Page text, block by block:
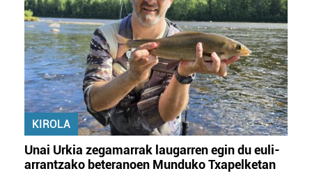
KIROLA
Unai Urkia zegamarrak laugarren egin du euli-
arrantzako beteranoen Munduko Txapelketan